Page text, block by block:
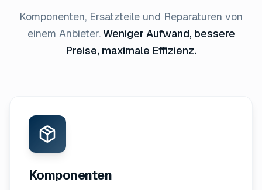
Komponenten, Ersatzteile und Reparaturen von
einem Anbieter.Weniger Aufwand, bessere
Preise, maximale Effizienz.
Komponenten